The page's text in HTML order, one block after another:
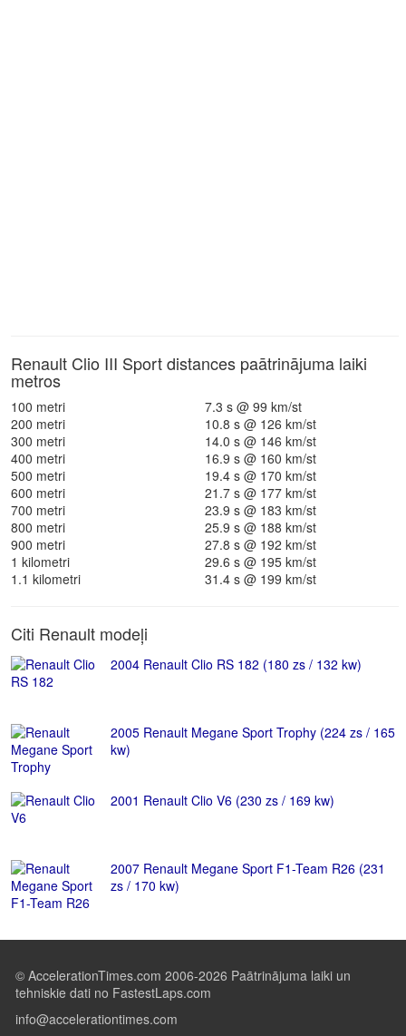
Renault Clio III Sport distances paātrinājuma laiki
metros
100 metri
7.3 s @ 99 km/st
200 metri
10.8 s @ 126 km/st
300 metri
14.0 s @ 146 km/st
400 metri
16.9 s @ 160 km/st
500 metri
19.4 s @ 170 km/st
600 metri
21.7 s @ 177 km/st
700 metri
23.9 s @ 183 km/st
800 metri
25.9 s @ 188 km/st
900 metri
27.8 s @ 192 km/st
1 kilometri
29.6 s @ 195 km/st
1.1 kilometri
31.4 s @ 199 km/st
Citi Renault modeļi
2004 Renault Clio RS 182 (180 zs / 132 kw)
2005 Renault Megane Sport Trophy (224 zs / 165
kw)
2001 Renault Clio V6 (230 zs / 169 kw)
2007 Renault Megane Sport F1-Team R26 (231
zs / 170 kw)
© AccelerationTimes.com 2006-2026 Paātrinājuma laiki un
tehniskie dati no FastestLaps.com
info@accelerationtimes.com